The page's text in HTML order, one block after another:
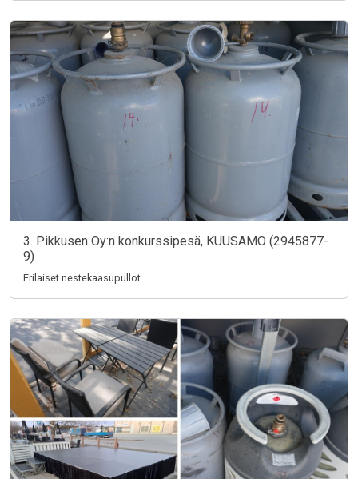
3. Pikkusen Oy:n konkurssipesä, KUUSAMO (2945877-
9)
Erilaiset nestekaasupullot